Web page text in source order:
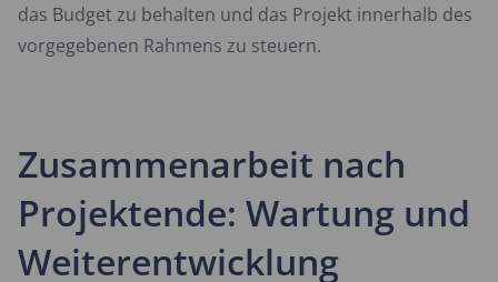
das Budget zu behalten und das Projekt innerhalb des
vorgegebenen Rahmens zu steuern.
Zusammenarbeit nach
Projektende: Wartung und
Weiterentwicklung